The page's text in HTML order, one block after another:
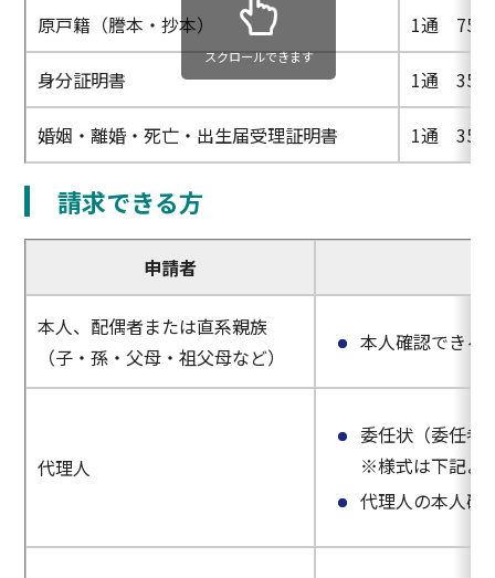
原戸籍（謄本・抄本） 1通 750
身分証明書 1通 350
婚姻・離婚・死亡・出生届受理証明書 1通 350
スクロールできます
請求できる方
申請者
本人、配偶者または直系親族
（子・孫・父母・祖父母など）
本人確認できる
代理人
委任状（委任者
※様式は下記よ
代理人の本人確